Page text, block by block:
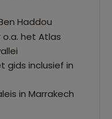
Haddou
het Atlas
gids inclusief in
in Marrakech